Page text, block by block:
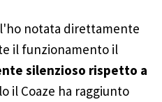
notata direttamente
il funzionamento il
silenzioso rispetto a
il Coaze ha raggiunto